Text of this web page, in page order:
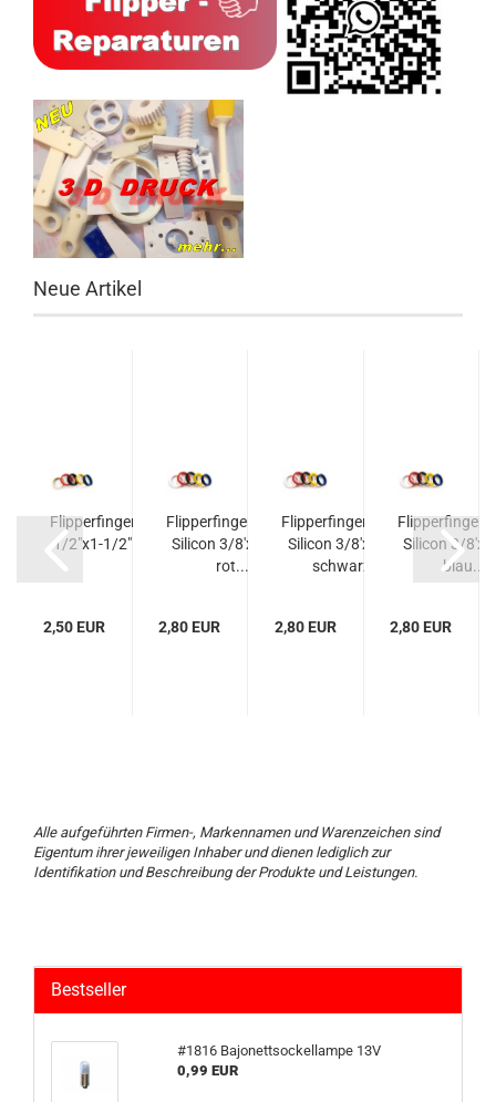
Neue Artikel
Flipperfingergummi
1/2"x1-1/2" weiß...
2,50 EUR
Flipperfingergummi
Silicon 3/8'x1-1/2'
rot...
2,80 EUR
Flipperfingergummi
Silicon 3/8'x1-1/2'
schwarz...
2,80 EUR
Silicon 3/
blau...
2,80 EUR
Alle aufgeführten Firmen-, Markennamen und Warenzeichen sind
Eigentum ihrer jeweiligen Inhaber und dienen lediglich zur
Identifikation und Beschreibung der Produkte und Leistungen.
Bestseller
#1816 Bajonettsockellampe 13V
0,99 EUR